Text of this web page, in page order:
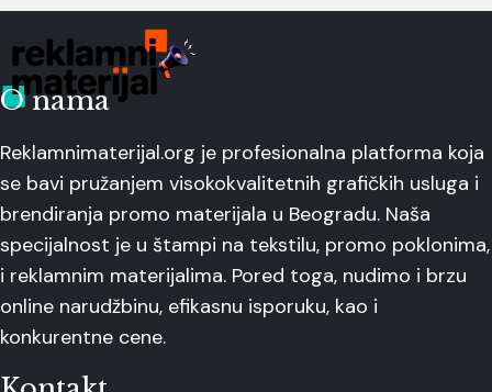
O nama
Reklamnimaterijal.org je profesionalna platforma koja
se bavi pružanjem visokokvalitetnih grafičkih usluga i
brendiranja promo materijala u Beogradu. Naša
specijalnost je u štampi na tekstilu, promo poklonima,
i reklamnim materijalima. Pored toga, nudimo i brzu
online narudžbinu, efikasnu isporuku, kao i
konkurentne cene.